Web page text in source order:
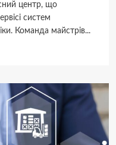
центр, що
систем
Команда майстрів...